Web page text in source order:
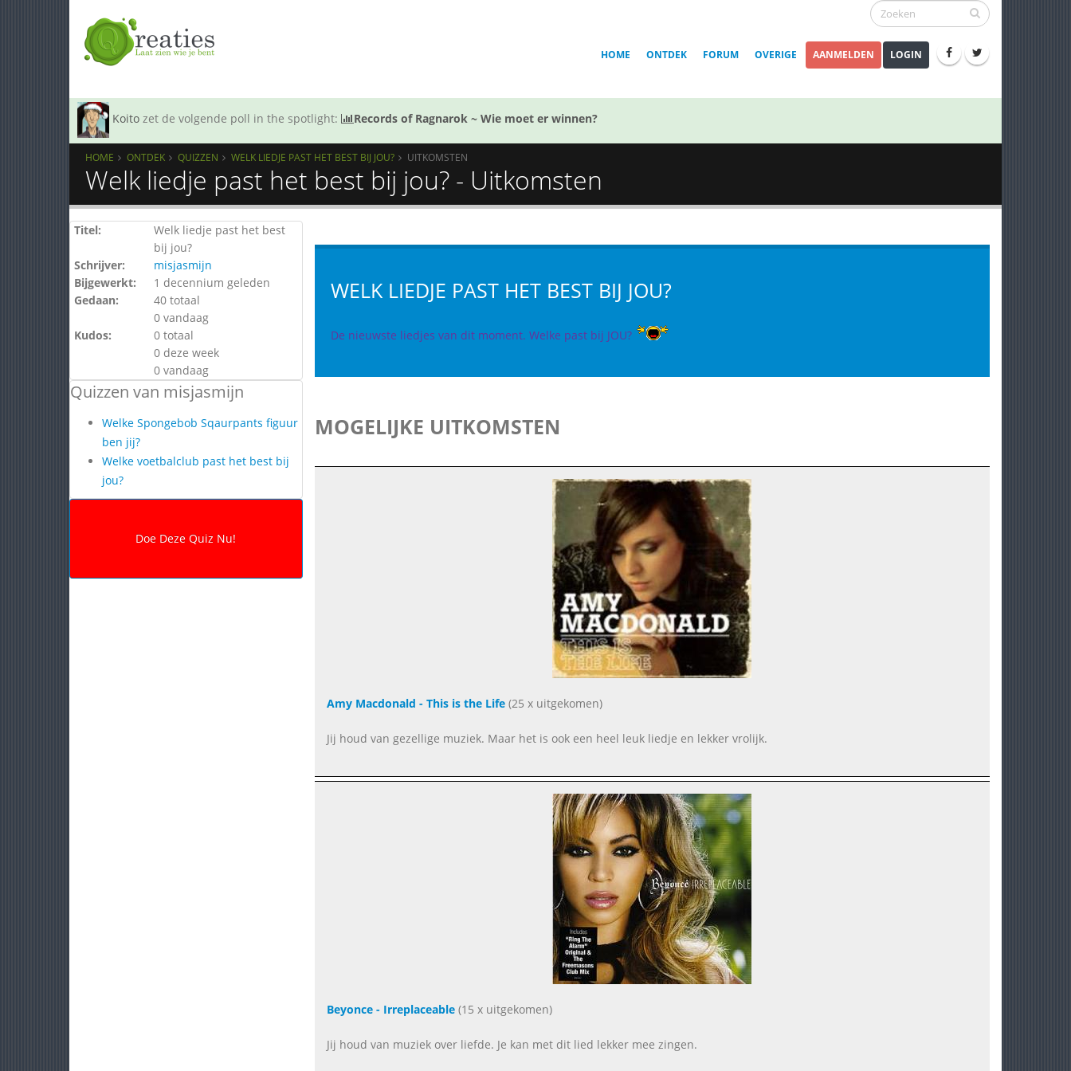
HOME ONTDEK FORUM OVERIGE AANMELDEN LOGIN
Koito zet de volgende poll in the spotlight: Records of Ragnarok ~ Wie moet er winnen?
HOME ONTDEK QUIZZEN WELK LIEDJE PAST HET BEST BIJ JOU? UITKOMSTEN
Welk liedje past het best bij jou? - Uitkomsten
Titel:
Welk liedje past het best
bij jou?
Schrijver:
misjasmijn
Bijgewerkt:
1 decennium geleden
Gedaan:
40 totaal
0 vandaag
Kudos:
0 totaal
0 deze week
0 vandaag
Quizzen van misjasmijn
Welke Spongebob Sqaurpants figuur
ben jij?
Welke voetbalclub past het best bij
jou?
WELK LIEDJE PAST HET BEST BIJ JOU?
De nieuwste liedjes van dit moment. Welke past bij JOU?
MOGELIJKE UITKOMSTEN
Amy Macdonald - This is the Life(25 x uitgekomen)
Jij houd van gezellige muziek. Maar het is ook een heel leuk liedje en lekker vrolijk.
Beyonce - Irreplaceable(15 x uitgekomen)
Jij houd van muziek over liefde. Je kan met dit lied lekker mee zingen.